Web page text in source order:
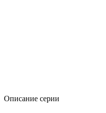
Описание серии